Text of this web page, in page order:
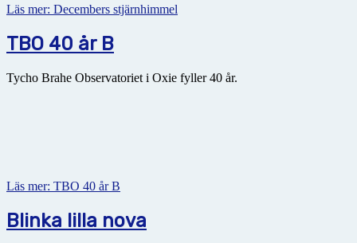
Läs mer: Decembers stjärnhimmel
TBO 40 år B
Tycho Brahe Observatoriet i Oxie fyller 40 år.
Läs mer: TBO 40 år B
Blinka lilla nova